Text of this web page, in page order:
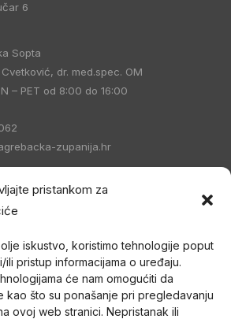
pristankom za
iskustvo, koristimo tehnologije poput
pristup informacijama o uređaju.
će nam omogućiti da
kao što su ponašanje pri pregledavanju
ovoj web stranici. Nepristanak ili
6
Sopta
dr. med.spec. OM
– PET od 8:00 do 16:00
zupanija.hr
županije) osnovano je 1998. godine
ustrojstvu je zajednica udruga
križa (kao ustrojstvenih oblika –
oblika Hrvatskog Crvenog križa.